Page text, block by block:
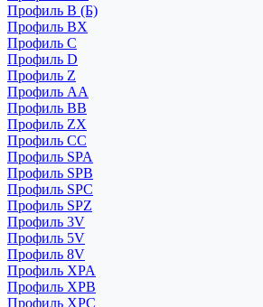
Профиль B (Б)
Профиль BX
Профиль C
Профиль D
Профиль Z
Профиль АА
Профиль BB
Профиль ZX
Профиль CC
Профиль SPA
Профиль SPB
Профиль SPC
Профиль SPZ
Профиль 3V
Профиль 5V
Профиль 8V
Профиль XPA
Профиль XPB
Профиль XPC